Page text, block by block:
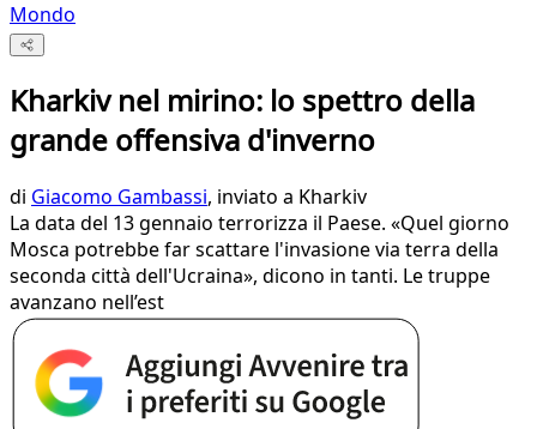
Mondo
Kharkiv nel mirino: lo spettro della
grande offensiva d'inverno
di Giacomo Gambassi, inviato a Kharkiv
La data del 13 gennaio terrorizza il Paese. «Quel giorno
Mosca potrebbe far scattare l'invasione via terra della
seconda città dell'Ucraina», dicono in tanti. Le truppe
avanzano nell’est